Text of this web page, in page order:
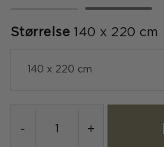
valgte
Størrelse 140 x 220 cm
140 x 220 cm
- +